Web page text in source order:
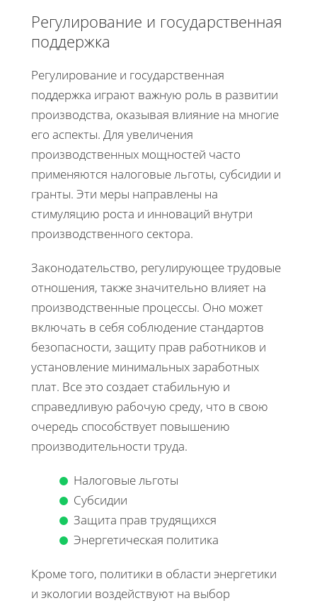
Регулирование и государственная
поддержка
Регулирование и государственная
поддержка играют важную роль в развитии
производства, оказывая влияние на многие
его аспекты. Для увеличения
производственных мощностей часто
применяются налоговые льготы, субсидии и
гранты. Эти меры направлены на
стимуляцию роста и инноваций внутри
производственного сектора.
Законодательство, регулирующее трудовые
отношения, также значительно влияет на
производственные процессы. Оно может
включать в себя соблюдение стандартов
безопасности, защиту прав работников и
установление минимальных заработных
плат. Все это создает стабильную и
справедливую рабочую среду, что в свою
очередь способствует повышению
производительности труда.
Налоговые льготы
Субсидии
Защита прав трудящихся
Энергетическая политика
Кроме того, политики в области энергетики
и экологии воздействуют на выбор